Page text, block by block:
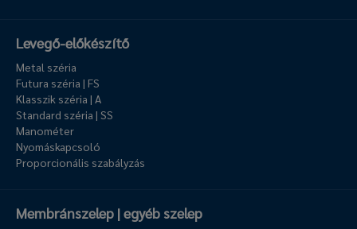
Levegő-előkészítő
Metal széria
Futura széria | FS
Klasszik széria | A
Standard széria | SS
Manométer
Nyomáskapcsoló
Proporcionális szabályzás
Membránszelep | egyéb szelep